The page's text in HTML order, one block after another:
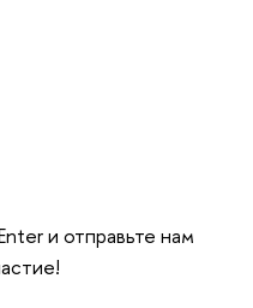
и отправьте нам